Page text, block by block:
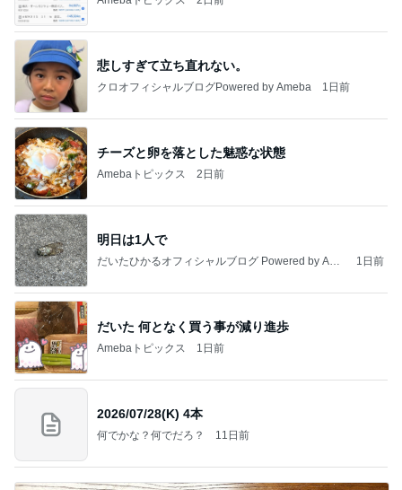
悲しすぎて立ち直れない。
クロオフィシャルブログPowered by Ameba 1日前
チーズと卵を落とした魅惑な状態
Amebaトピックス 2日前
明日は1人で
だいたひかるオフィシャルブログ Powered by Ame
1日前
だいた 何となく買う事が減り進歩
Amebaトピックス 1日前
2026/07/28(K) 4本
何でかな？何でだろ？ 11日前